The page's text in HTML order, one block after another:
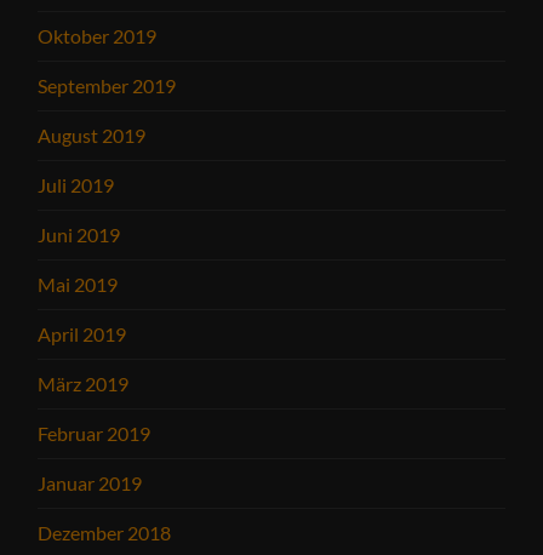
Oktober 2019
September 2019
August 2019
Juli 2019
Juni 2019
Mai 2019
April 2019
März 2019
Februar 2019
Januar 2019
Dezember 2018